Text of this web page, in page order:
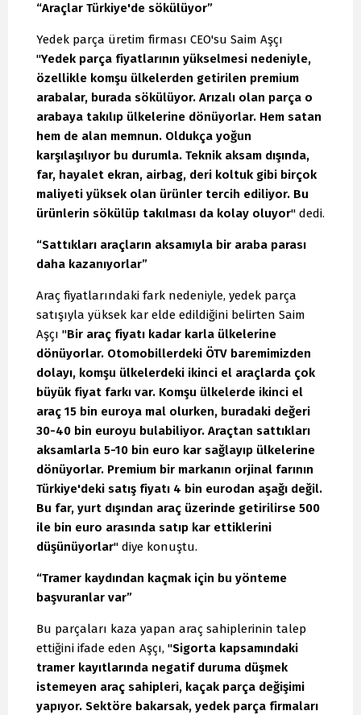
“Araçlar Türkiye'de sökülüyor”
Yedek parça üretim firması CEO'su Saim Aşçı
"Yedek parça fiyatlarının yükselmesi nedeniyle,
özellikle komşu ülkelerden getirilen premium
arabalar, burada sökülüyor. Arızalı olan parça o
arabaya takılıp ülkelerine dönüyorlar. Hem satan
hem de alan memnun. Oldukça yoğun
karşılaşılıyor bu durumla. Teknik aksam dışında,
far, hayalet ekran, airbag, deri koltuk gibi birçok
maliyeti yüksek olan ürünler tercih ediliyor. Bu
ürünlerin sökülüp takılması da kolay oluyor" dedi.
“Sattıkları araçların aksamıyla bir araba parası
daha kazanıyorlar”
Araç fiyatlarındaki fark nedeniyle, yedek parça
satışıyla yüksek kar elde edildiğini belirten Saim
Aşçı "Bir araç fiyatı kadar karla ülkelerine
dönüyorlar. Otomobillerdeki ÖTV baremimizden
dolayı, komşu ülkelerdeki ikinci el araçlarda çok
büyük fiyat farkı var. Komşu ülkelerde ikinci el
araç 15 bin euroya mal olurken, buradaki değeri
30-40 bin euroyu bulabiliyor. Araçtan sattıkları
aksamlarla 5-10 bin euro kar sağlayıp ülkelerine
dönüyorlar. Premium bir markanın orjinal farının
Türkiye'deki satış fiyatı 4 bin eurodan aşağı değil.
Bu far, yurt dışından araç üzerinde getirilirse 500
ile bin euro arasında satıp kar ettiklerini
düşünüyorlar" diye konuştu.
“Tramer kaydından kaçmak için bu yönteme
başvuranlar var”
Bu parçaları kaza yapan araç sahiplerinin talep
ettiğini ifade eden Aşçı, "Sigorta kapsamındaki
tramer kayıtlarında negatif duruma düşmek
istemeyen araç sahipleri, kaçak parça değişimi
yapıyor. Sektöre bakarsak, yedek parça firmaları